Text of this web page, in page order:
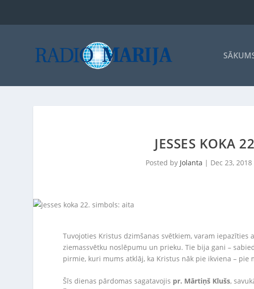
JESSES KOKA
Posted by Jolanta | Dec 23, 2018
Tuvojoties Kristus dzimšanas svētkiem, varam
ziemassvētku noslēpumu un prieku. Tie bija gani –
pirmie, kuri mums atklāj, ka Kristus nāk pie ikviena – pie
Šīs dienas pārdomas sagatavojis pr. Mārtiņš Klušs,